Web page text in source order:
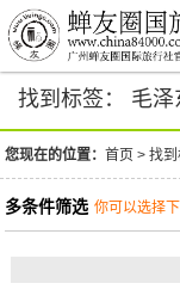
找到标签： 毛泽
您现在的位置：首页 >找
多条件筛选 你可以选择